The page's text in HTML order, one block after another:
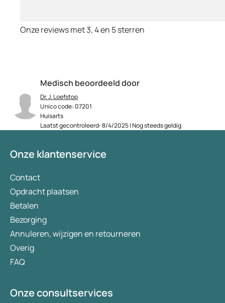
Medisch beoordeeld door
Dr. J. Loefstop
Unico code: 07201
Huisarts
Laatst gecontroleerd: 8/4/2025 | Nog steeds geldig
Onze reviews met 3, 4 en 5 sterren
Onze klantenservice
Contact
Opdracht plaatsen
Betalen
Bezorging
Annuleren, wijzigen en retourneren
Overig
FAQ
Onze consultservices